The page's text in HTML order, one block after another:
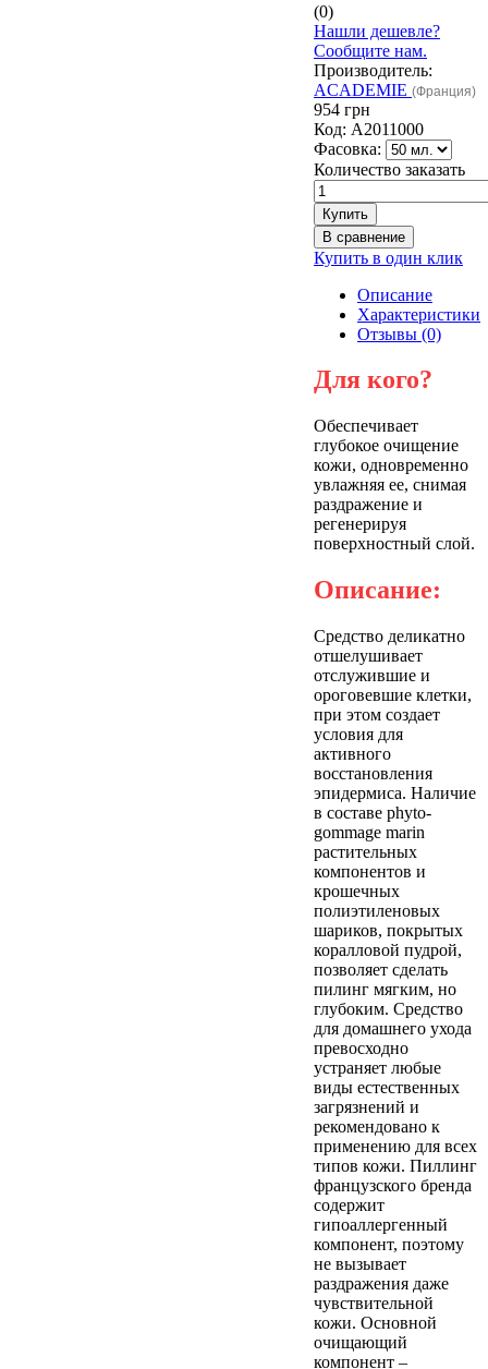
(0)
Нашли дешевле?
Сообщите нам.
Производитель:
ACADEMIE (Франция)
954 грн
Код: А2011000
Фасовка:
Количество заказать
Купить в один клик
Описание
Характеристики
Отзывы (0)
Для кого?
Обеспечивает
глубокое очищение
кожи, одновременно
увлажняя ее, снимая
раздражение и
регенерируя
поверхностный слой.
Описание:
Средство деликатно
отшелушивает
отслужившие и
ороговевшие клетки,
при этом создает
условия для
активного
восстановления
эпидермиса. Наличие
в составе phyto-
gommage marin
растительных
компонентов и
крошечных
полиэтиленовых
шариков, покрытых
коралловой пудрой,
позволяет сделать
пилинг мягким, но
глубоким. Средство
для домашнего ухода
превосходно
устраняет любые
виды естественных
загрязнений и
рекомендовано к
применению для всех
типов кожи. Пиллинг
французского бренда
содержит
гипоаллергенный
компонент, поэтому
не вызывает
раздражения даже
чувствительной
кожи. Основной
очищающий
компонент –